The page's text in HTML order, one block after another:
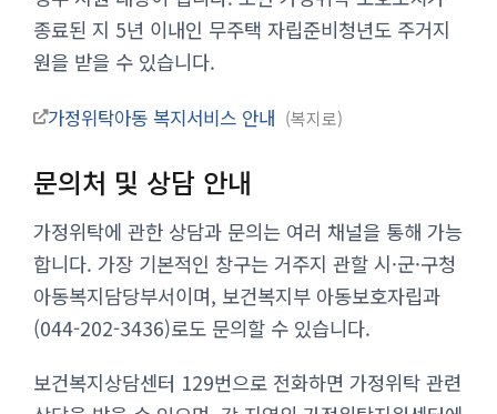
종료된 지 5년 이내인 무주택 자립준비청년도 주거지
원을 받을 수 있습니다.
가정위탁아동 복지서비스 안내 복지로
문의처 및 상담 안내
가정위탁에 관한 상담과 문의는 여러 채널을 통해 가능
합니다. 가장 기본적인 창구는 거주지 관할 시·군·구청
아동복지담당부서이며, 보건복지부 아동보호자립과
(044-202-3436)로도 문의할 수 있습니다.
보건복지상담센터 129번으로 전화하면 가정위탁 관련